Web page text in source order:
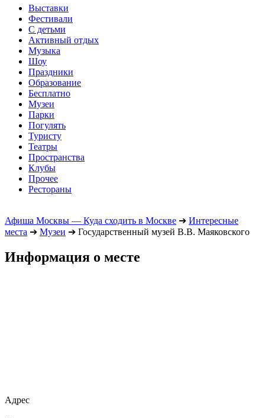
Выставки
Фестивали
С детьми
Активный отдых
Музыка
Шоу
Праздники
Образование
Бесплатно
Музеи
Парки
Погулять
Туристу
Театры
Пространства
Клубы
Прочее
Рестораны
Афиша Москвы — Куда сходить в Москве ➔ Интересные
места ➔ Музеи ➔ Государственный музей В.В. Маяковского
Информация о месте
Адрес